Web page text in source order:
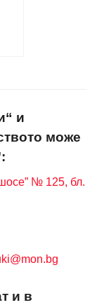
и
може
№ 125, бл.
и в